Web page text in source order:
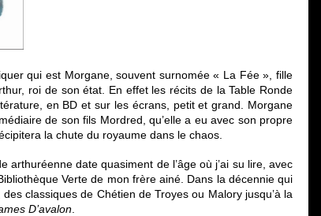
qui est Morgane, souvent surnomée « La Fée », fille
roi de son état. En effet les récits de la Table Ronde
en BD et sur les écrans, petit et grand. Morgane
de son fils Mordred, qu’elle a eu avec son propre
la chute du royaume dans le chaos.
arthuréenne date quasiment de l’âge où j’ai su lire, avec
Verte de mon frère ainé. Dans la décennie qui
classiques de Chétien de Troyes ou Malory jusqu’à la
D’avalon